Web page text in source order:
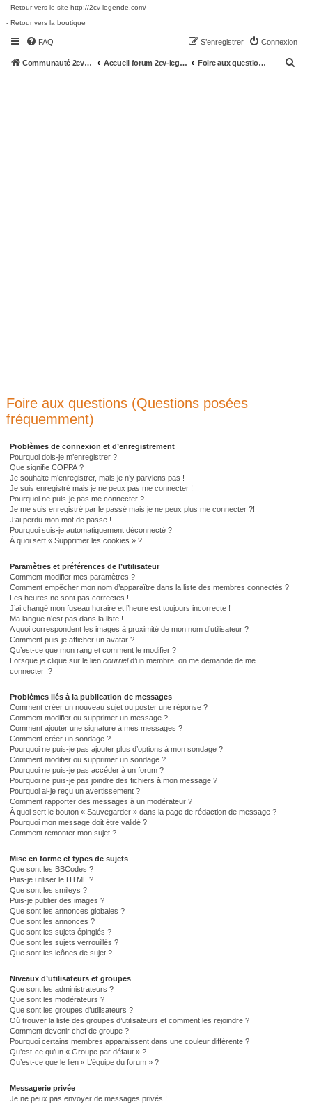
- Retour vers le site http://2cv-legende.com/
- Retour vers la boutique
FAQ Connexion
S’enregistrer
Communauté 2cv-legende.com Accueil forum 2cv-legende.com Foire aux questions (Questions posées fréquemment)
Foire aux questions (Questions posées
fréquemment)
Problèmes de connexion et d’enregistrement
Pourquoi dois-je m’enregistrer ?
Que signifie COPPA ?
Je souhaite m’enregistrer, mais je n’y parviens pas !
Je suis enregistré mais je ne peux pas me connecter !
Pourquoi ne puis-je pas me connecter ?
Je me suis enregistré par le passé mais je ne peux plus me connecter ?!
J’ai perdu mon mot de passe !
Pourquoi suis-je automatiquement déconnecté ?
À quoi sert « Supprimer les cookies » ?
Paramètres et préférences de l’utilisateur
Comment modifier mes paramètres ?
Comment empêcher mon nom d’apparaître dans la liste des membres connectés ?
Les heures ne sont pas correctes !
J’ai changé mon fuseau horaire et l’heure est toujours incorrecte !
Ma langue n’est pas dans la liste !
A quoi correspondent les images à proximité de mon nom d’utilisateur ?
Comment puis-je afficher un avatar ?
Qu’est-ce que mon rang et comment le modifier ?
Lorsque je clique sur le lien courrield’un membre, on me demande de me
connecter !?
Problèmes liés à la publication de messages
Comment créer un nouveau sujet ou poster une réponse ?
Comment modifier ou supprimer un message ?
Comment ajouter une signature à mes messages ?
Comment créer un sondage ?
Pourquoi ne puis-je pas ajouter plus d’options à mon sondage ?
Comment modifier ou supprimer un sondage ?
Pourquoi ne puis-je pas accéder à un forum ?
Pourquoi ne puis-je pas joindre des fichiers à mon message ?
Pourquoi ai-je reçu un avertissement ?
Comment rapporter des messages à un modérateur ?
À quoi sert le bouton « Sauvegarder » dans la page de rédaction de message ?
Pourquoi mon message doit être validé ?
Comment remonter mon sujet ?
Mise en forme et types de sujets
Que sont les BBCodes ?
Puis-je utiliser le HTML ?
Que sont les smileys ?
Puis-je publier des images ?
Que sont les annonces globales ?
Que sont les annonces ?
Que sont les sujets épinglés ?
Que sont les sujets verrouillés ?
Que sont les icônes de sujet ?
Niveaux d’utilisateurs et groupes
Que sont les administrateurs ?
Que sont les modérateurs ?
Que sont les groupes d’utilisateurs ?
Où trouver la liste des groupes d’utilisateurs et comment les rejoindre ?
Comment devenir chef de groupe ?
Pourquoi certains membres apparaissent dans une couleur différente ?
Qu’est-ce qu’un « Groupe par défaut » ?
Qu’est-ce que le lien « L’équipe du forum » ?
Messagerie privée
Je ne peux pas envoyer de messages privés !